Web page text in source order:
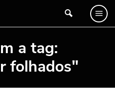
a tag:
folhados"